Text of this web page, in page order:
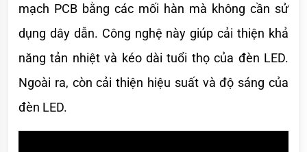
mạch PCB bằng các mối hàn mà không cần sử
dụng dây dẫn. Công nghệ này giúp cải thiện khả
năng tản nhiệt và kéo dài tuổi thọ của đèn LED.
Ngoài ra, còn cải thiện hiệu suất và độ sáng của
đèn LED.